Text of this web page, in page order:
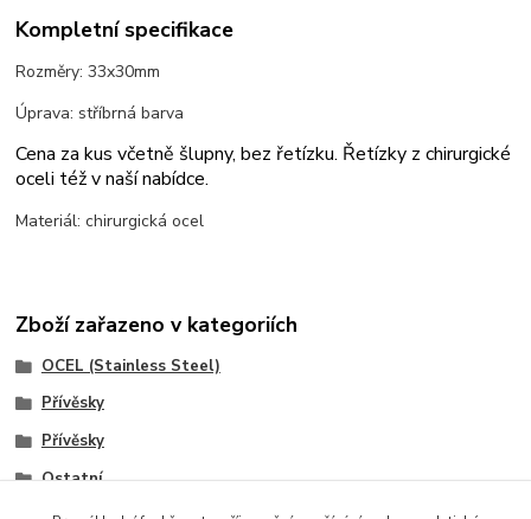
Kompletní specifikace
Rozměry: 33x30mm
Úprava: stříbrná barva
Cena za kus včetně šlupny, bez řetízku. Řetízky z chirurgické
oceli též v naší nabídce.
Materiál: chirurgická ocel
Zboží zařazeno v kategoriích
OCEL (Stainless Steel)
Přívěsky
Přívěsky
Ostatní